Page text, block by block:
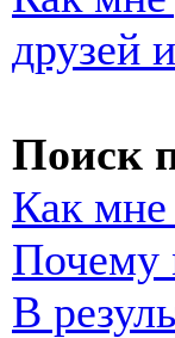
друзей
Поиск
Как
Почему
В